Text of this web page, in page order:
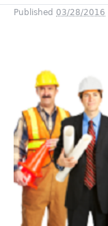
Published 03/28/2016